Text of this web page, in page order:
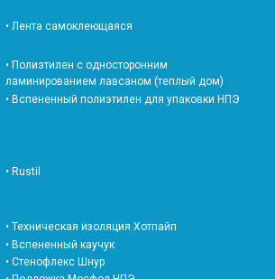
• Лента самоклеющаяся
• Полиэтилен с односторонним
ламинированием лавсаном (теплый дом)
• Вспененный полиэтилен для упаковки НПЭ
• Rustil
• Техническая изоляция Хотпайп
• Вспененный каучук
• Стенофлекс Шнур